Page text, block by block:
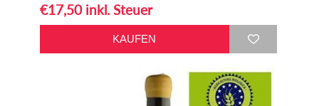
€17,50 inkl. Steuer